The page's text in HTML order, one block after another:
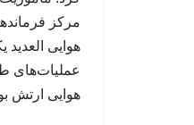
مرکز
هوایی
عملیات‌های
هوایی ارتش